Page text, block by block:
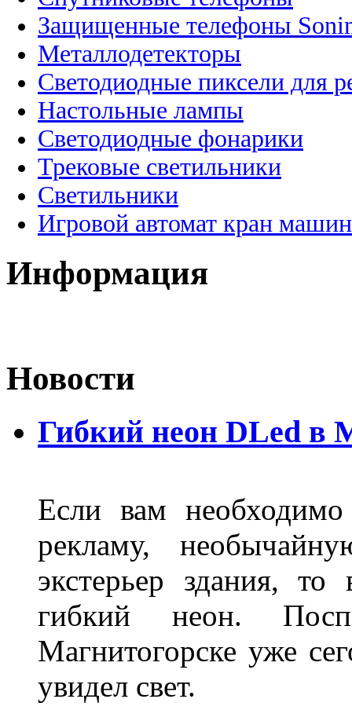
Защищенные телефоны
Металлодетекторы
Светодиодные пиксели для
Настольные лампы
Светодиодные фонарики
Трековые светильники
Светильники
Игровой автомат кран
Информация
Новости
Гибкий неон DLed в
Если вам
рекламу,
экстерьер здания,
гибкий неон.
Магнитогорске уже
увидел свет.